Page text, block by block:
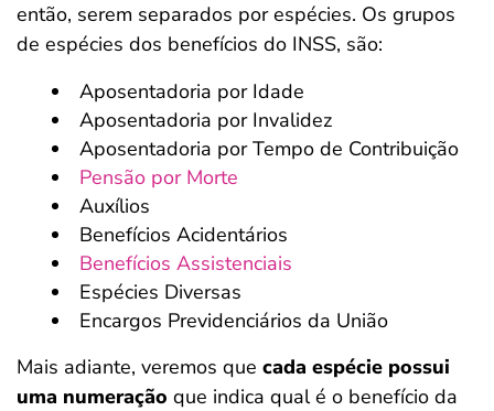
então, serem separados por espécies. Os grupos
de espécies dos benefícios do INSS, são:
Aposentadoria por Idade
Aposentadoria por Invalidez
Aposentadoria por Tempo de Contribuição
Pensão por Morte
Auxílios
Benefícios Acidentários
Benefícios Assistenciais
Espécies Diversas
Encargos Previdenciários da União
Mais adiante, veremos que cada espécie possui
uma numeração que indica qual é o benefício da